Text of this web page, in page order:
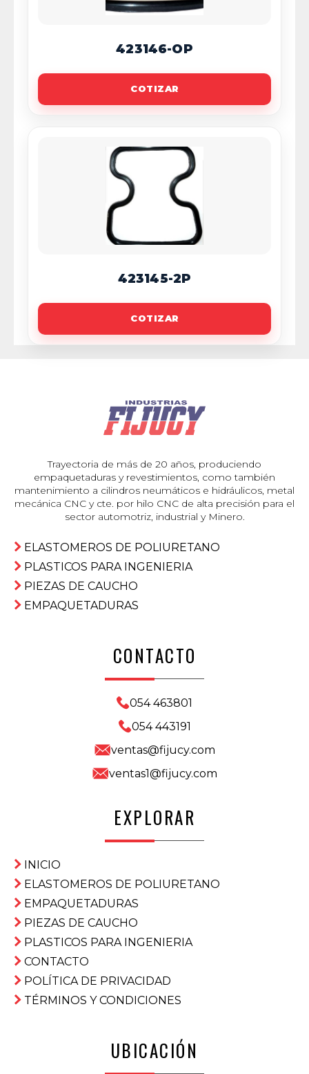
423146-OP
COTIZAR
423145-2P
COTIZAR
Trayectoria de más de 20 años, produciendo
empaquetaduras y revestimientos, como también
mantenimiento a cilindros neumáticos e hidráulicos, metal
mecánica CNC y cte. por hilo CNC de alta precisión para el
sector automotriz, industrial y Minero.
ELASTOMEROS DE POLIURETANO
PLASTICOS PARA INGENIERIA
PIEZAS DE CAUCHO
EMPAQUETADURAS
CONTACTO
054 463801
054 443191
ventas@fijucy.com
ventas1@fijucy.com
EXPLORAR
INICIO
ELASTOMEROS DE POLIURETANO
EMPAQUETADURAS
PIEZAS DE CAUCHO
PLASTICOS PARA INGENIERIA
CONTACTO
POLÍTICA DE PRIVACIDAD
TÉRMINOS Y CONDICIONES
UBICACIÓN